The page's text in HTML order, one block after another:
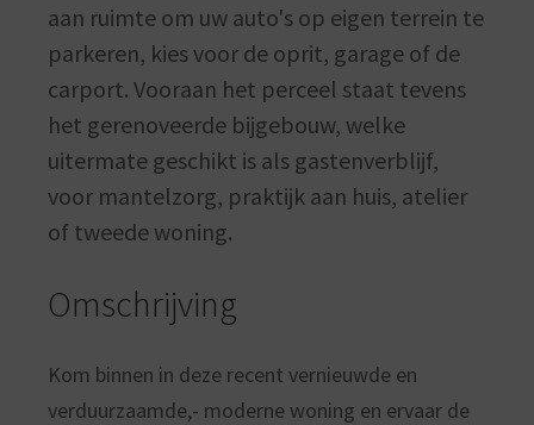
aan ruimte om uw auto's op eigen terrein te
parkeren, kies voor de oprit, garage of de
carport. Vooraan het perceel staat tevens
het gerenoveerde bijgebouw, welke
uitermate geschikt is als gastenverblijf,
voor mantelzorg, praktijk aan huis, atelier
of tweede woning.
Omschrijving
Kom binnen in deze recent vernieuwde en
verduurzaamde,- moderne woning en ervaar de